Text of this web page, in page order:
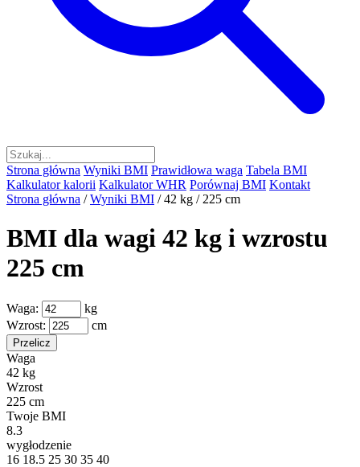
Strona główna Wyniki BMI Prawidłowa waga Tabela BMI
Kalkulator kalorii Kalkulator WHR Porównaj BMI Kontakt
Strona główna / Wyniki BMI / 42 kg / 225 cm
BMI dla wagi 42 kg i wzrostu
225 cm
Waga:
kg
Wzrost:
cm
Przelicz
Waga
42 kg
Wzrost
225 cm
Twoje BMI
8.3
wygłodzenie
16 18.5 25 30 35 40